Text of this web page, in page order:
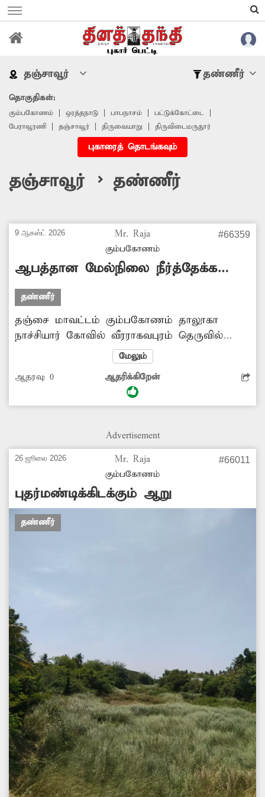
தஞ்சாவூர் தண்ணீர்
தொகுதிகள்:
கும்பகோணம் ஒரத்தநாடு பாபநாசம்
பட்டுக்கோட்டை
பேராவூரணி
தஞ்சாவூர் திருவையாறு திருவிடைமருதூர்
புகாரைத் தொடங்கவும்
தஞ்சாவூர் > தண்ணீர்
9 ஆகஸ்ட் 2026
Mr. Raja
கும்பகோணம்
#66359
ஆபத்தான மேல்நிலை நீர்த்தேக்க
தொட்டி
தண்ணீர்
தஞ்சை மாவட்டம் கும்பகோணம் தாலூகா
நாச்சியார் கோவில் ‌வீரராகவபுரம் தெருவில்
மேல் நிலை நீர்த்தேக்க தொட்டி உள்ளது. இந்த
மேல்நிலை நீர்த்தேக்க தொட்டியின் தூண்கள்
சிமெண்ட காரைகள் பெயர்ந்து மிகவும்
ஆபத்தான நிலையில் உள்ளது. இதனால்
என்கிற நிலையில் உள்ள இந்த மேல்நிலை
கட்டிதரவேண்டும்.
மேலும்
ஆதரவு: 0 ஆதரிக்கிறேன்
Advertisement
26 ஜூலை 2026
Mr. Raja
கும்பகோணம்
#66011
புதர்மண்டிக்கிடக்கும் ஆறு
தண்ணீர்